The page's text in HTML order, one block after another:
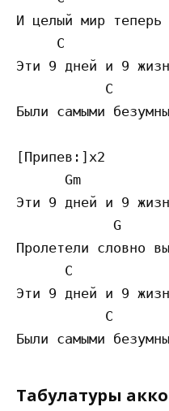
И целый мир
     C
Эти 9 дней и 9
           C
Были самыми
[Припев:]х2
      Gm
Эти 9 дней и 9
            G
Пролетели словно
      C
Эти 9 дней и 9
           C
Табулатуры